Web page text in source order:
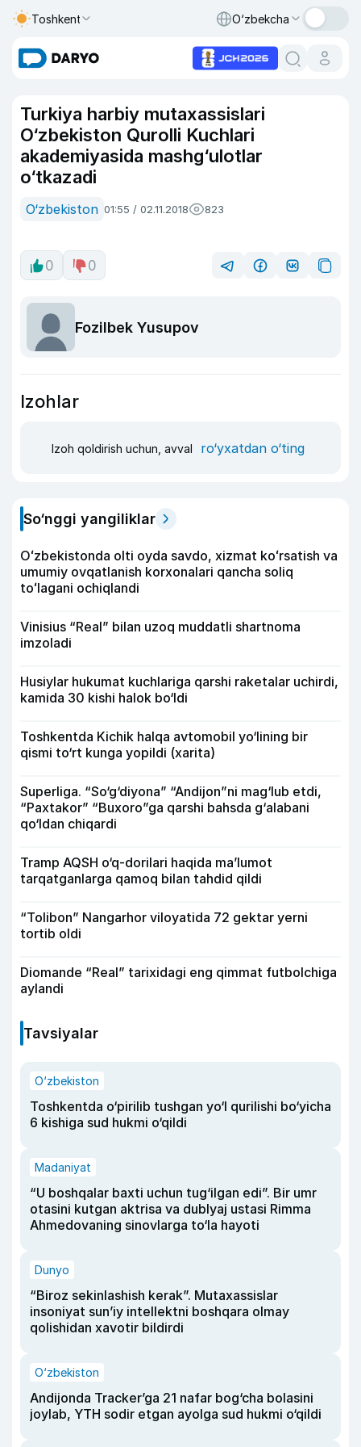
Toshkent O‘zbekcha
Turkiya harbiy mutaxassislari
O‘zbekiston Qurolli Kuchlari
akademiyasida mashg‘ulotlar
o‘tkazadi
O‘zbekiston 01:55 / 02.11.2018 823
0 0
Fozilbek Yusupov
Izohlar
Izoh qoldirish uchun, avval ro‘yxatdan o‘ting
So‘nggi yangiliklar
Oʻzbekistonda olti oyda savdo, xizmat koʻrsatish va
umumiy ovqatlanish korxonalari qancha soliq
toʻlagani ochiqlandi
Vinisius “Real” bilan uzoq muddatli shartnoma
imzoladi
Husiylar hukumat kuchlariga qarshi raketalar uchirdi,
kamida 30 kishi halok bo‘ldi
Toshkentda Kichik halqa avtomobil yo‘lining bir
qismi to‘rt kunga yopildi (xarita)
Superliga. “So‘g‘diyona” “Andijon”ni mag‘lub etdi,
“Paxtakor” “Buxoro”ga qarshi bahsda g‘alabani
qo‘ldan chiqardi
Tramp AQSH o‘q-dorilari haqida ma’lumot
tarqatganlarga qamoq bilan tahdid qildi
“Tolibon” Nangarhor viloyatida 72 gektar yerni
tortib oldi
Diomande “Real” tarixidagi eng qimmat futbolchiga
aylandi
Tavsiyalar
O‘zbekiston
Toshkentda o‘pirilib tushgan yo‘l qurilishi bo‘yicha
6 kishiga sud hukmi o‘qildi
Madaniyat
“U boshqalar baxti uchun tug‘ilgan edi”. Bir umr
otasini kutgan aktrisa va dublyaj ustasi Rimma
Ahmedovaning sinovlarga to‘la hayoti
Dunyo
“Biroz sekinlashish kerak”. Mutaxassislar
insoniyat sun’iy intellektni boshqara olmay
qolishidan xavotir bildirdi
O‘zbekiston
Andijonda Tracker’ga 21 nafar bog‘cha bolasini
joylab, YTH sodir etgan ayolga sud hukmi o‘qildi